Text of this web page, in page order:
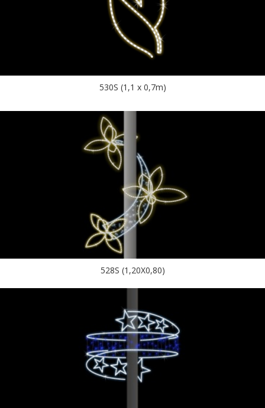
530S (1,1 x 0,7m)
528S (1,20X0,80)